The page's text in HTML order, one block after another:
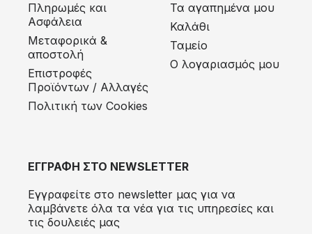
Πληρωμές και
Ασφάλεια
Μεταφορικά &
αποστολή
Eπιστροφές
Προϊόντων / Αλλαγές
Πολιτική των Cookies
Τα αγαπημένα μου
Καλάθι
Ταμείο
Ο λογαριασμός μου
ΕΓΓΡΑΦΗ ΣΤΟ NEWSLETTER
Εγγραφείτε στο newsletter μας για να
λαμβάνετε όλα τα νέα για τις υπηρεσίες και
τις δουλειές μας